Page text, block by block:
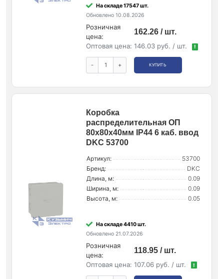
На складе 17547 шт.
Обновлено 10.08.2026
Розничная
цена:
162.26 / шт.
Оптовая цена: 146.03 руб. / шт. !
- + КУПИТЬ
Коробка
распределительная ОП
80х80х40мм IP44 6 каб. ввод
DKC 53700
Артикул:
53700
Бренд:
DKC
Длина, м:
0.09
Ширина, м:
0.09
Высота, м:
0.05
На складе 4410 шт.
Обновлено 21.07.2026
Розничная
цена:
118.95 / шт.
Оптовая цена: 107.06 руб. / шт. !